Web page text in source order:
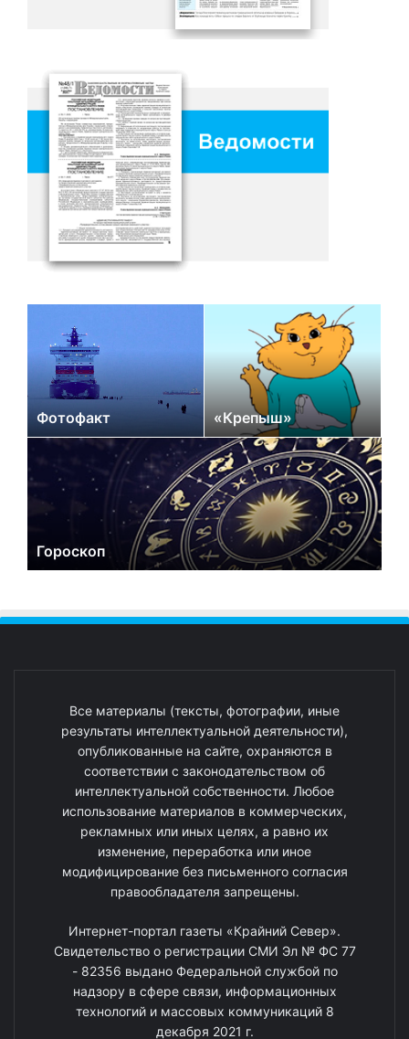
Фотофакт «Крепыш»
Гороскоп
Все материалы (тексты, фотографии, иные
результаты интеллектуальной деятельности),
опубликованные на сайте, охраняются в
соответствии с законодательством об
интеллектуальной собственности. Любое
использование материалов в коммерческих,
рекламных или иных целях, а равно их
изменение, переработка или иное
модифицирование без письменного согласия
правообладателя запрещены.
Интернет-портал газеты «Крайний Север».
Свидетельство о регистрации СМИ Эл № ФС 77
- 82356 выдано Федеральной службой по
надзору в сфере связи, информационных
технологий и массовых коммуникаций 8
декабря 2021 г.